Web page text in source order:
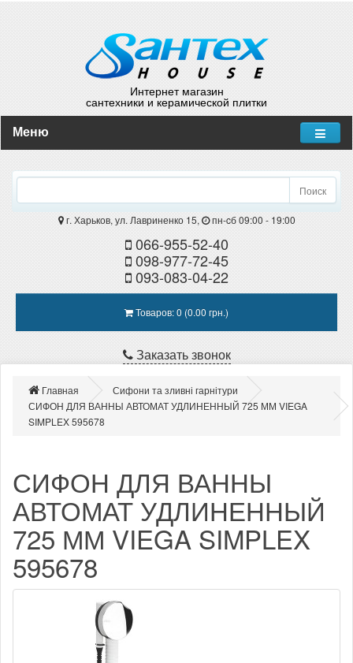
Интернет магазин
сантехники и керамической плитки
Меню
Поиск
г. Харьков, ул. Лавриненко 15, пн-cб 09:00 - 19:00
066-955-52-40
098-977-72-45
093-083-04-22
Товаров: 0 (0.00 грн.)
Заказать звонок
Главная
Сифони та зливні гарнітури
СИФОН ДЛЯ ВАННЫ АВТОМАТ УДЛИНЕННЫЙ 725 ММ VIEGA
SIMPLEX 595678
СИФОН ДЛЯ ВАННЫ
АВТОМАТ УДЛИНЕННЫЙ
725 ММ VIEGA SIMPLEX
595678